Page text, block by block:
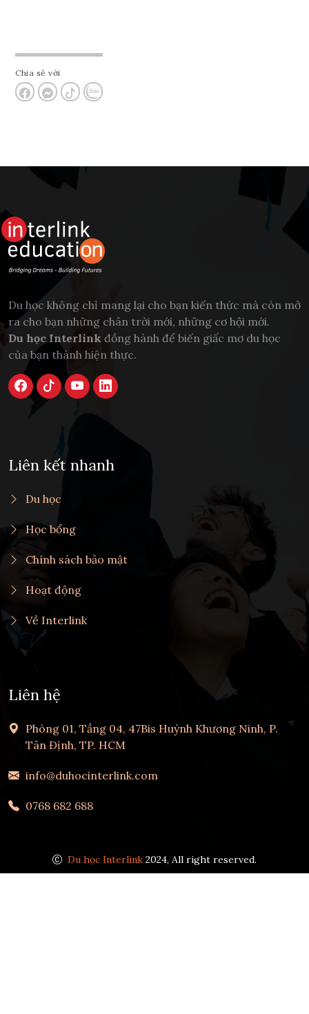
Chia sẻ với
Du học không chỉ mang lại cho bạn kiến thức mà còn mở
ra cho bạn những chân trời mới, những cơ hội mới.
Du học Interlink đồng hành để biến giấc mơ du học
của bạn thành hiện thực.
Liên kết nhanh
Du học
Học bổng
Chính sách bảo mật
Hoạt động
Về Interlink
Liên hệ
Phòng 01, Tầng 04, 47Bis Huỳnh Khương Ninh, P.
Tân Định, TP. HCM
info@duhocinterlink.com
0768 682 688
Du học Interlink 2024, All right reserved.